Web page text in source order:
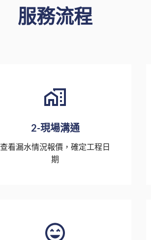
服務流程
2-現場溝通
查看漏水情況報價，確定工程日
期